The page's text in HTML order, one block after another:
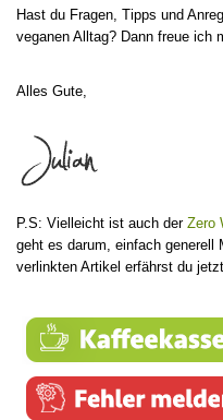
Hast du Fragen, Tipps und
veganen Alltag? Dann freue ich
Alles Gute,
P.S: Vielleicht ist auch der Zero
geht es darum, einfach generell
verlinkten Artikel erfährst du